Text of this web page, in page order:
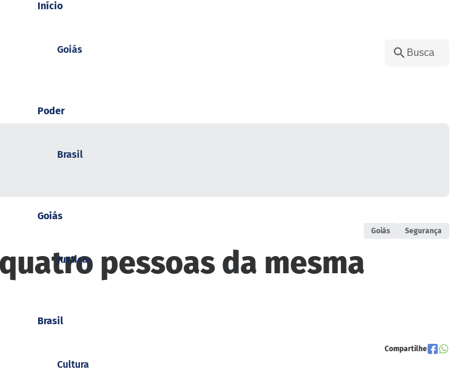
Goiás
Brasil
Justiça
Cultura
Início
Poder
Goiás
Brasil
Goiás Segurança
pessoas da mesma
Compartilhe